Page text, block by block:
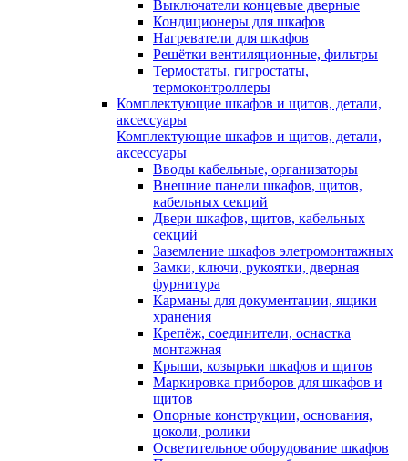
Выключатели концевые дверные
Кондиционеры для шкафов
Нагреватели для шкафов
Решётки вентиляционные, фильтры
Термостаты, гигростаты,
термоконтроллеры
Комплектующие шкафов и щитов, детали,
аксессуары
Комплектующие шкафов и щитов, детали,
аксессуары
Вводы кабельные, организаторы
Внешние панели шкафов, щитов,
кабельных секций
Двери шкафов, щитов, кабельных
секций
Заземление шкафов элетромонтажных
Замки, ключи, рукоятки, дверная
фурнитура
Карманы для документации, ящики
хранения
Крепёж, соединители, оснастка
монтажная
Крыши, козырьки шкафов и щитов
Маркировка приборов для шкафов и
щитов
Опорные конструкции, основания,
цоколи, ролики
Осветительное оборудование шкафов